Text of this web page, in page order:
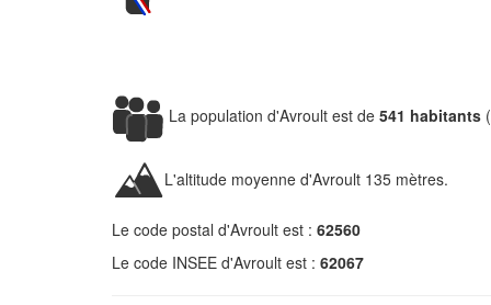
La population d'Avroult est de 541 habitants
L'altitude moyenne d'Avroult 135 mètres.
Le code postal d'Avroult est : 62560
Le code INSEE d'Avroult est : 62067